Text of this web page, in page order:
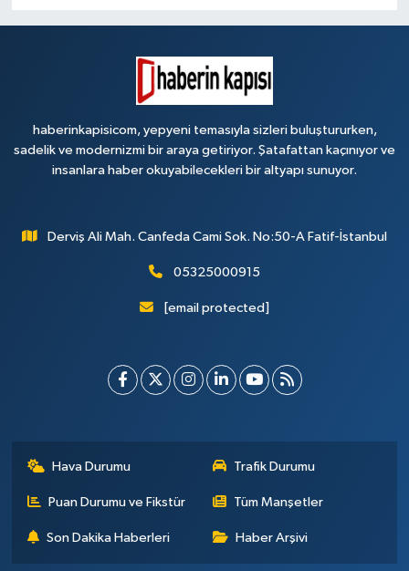
haberinkapisicom, yepyeni temasıyla sizleri buluştururken,
sadelik ve modernizmi bir araya getiriyor. Şatafattan kaçınıyor ve
insanlara haber okuyabilecekleri bir altyapı sunuyor.
Derviş Ali Mah. Canfeda Cami Sok. No:50-A Fatif-İstanbul
05325000915
[email protected]
Hava Durumu Trafik Durumu
Puan Durumu ve Fikstür Tüm Manşetler
Son Dakika Haberleri Haber Arşivi